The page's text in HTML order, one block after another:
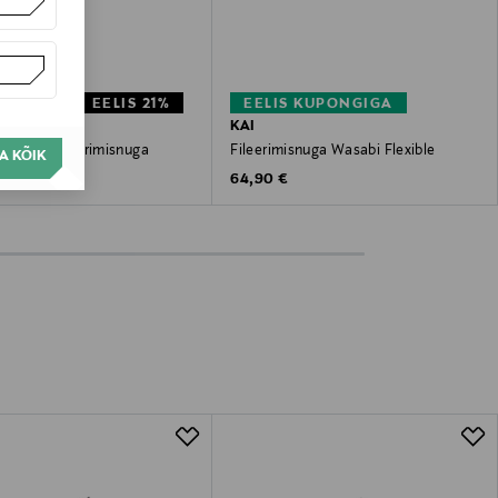
KÕIK
EELIS 21%
Form fileerimisnuga
Price
€ Original Price
25,99 €
EELIS KUPONGIGA
KAI
Fileerimisnuga Wasabi Flexible
Original Price
64,90 €